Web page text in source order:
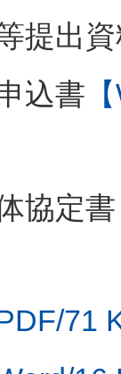
提出
込書
協定書
71